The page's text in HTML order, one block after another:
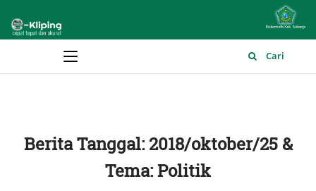
Main Menu Cari
Berita Tanggal: 2018/oktober/25 &
Tema: Politik